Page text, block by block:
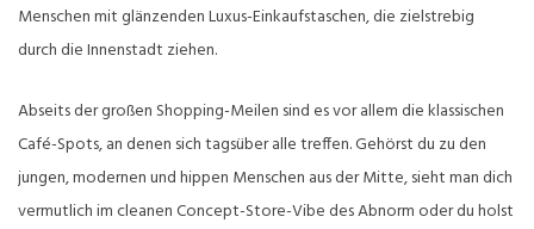
Menschen mit glänzenden Luxus-Einkaufstaschen, die zielstrebig
durch die Innenstadt ziehen.
Abseits der großen Shopping-Meilen sind es vor allem die klassischen
Café-Spots, an denen sich tagsüber alle treffen. Gehörst du zu den
jungen, modernen und hippen Menschen aus der Mitte, sieht man dich
vermutlich im cleanen Concept-Store-Vibe des Abnorm oder du holst